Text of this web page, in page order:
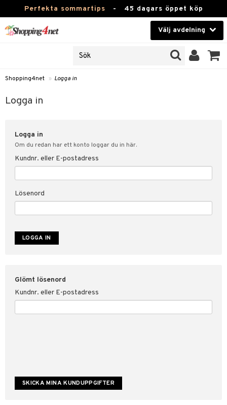
Perfekta sommartips - 45 dagars öppet köp
Välj avdelning
Kontaktlinser
Hälsokost
Fitness
Hem & Inredning
Leksaker, Barn & Baby
Varumärken
Shopping4net » Logga in
Logga in
Logga in
Om du redan har ett konto loggar du in här.
Kundnr. eller E-postadress
Lösenord
Glömt lösenord
Kundnr. eller E-postadress
svar
för Shopping4net